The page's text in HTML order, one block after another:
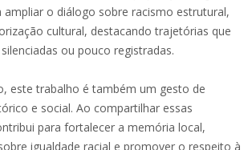
ampliar o diálogo sobre racismo estrutural,
cultural, destacando trajetórias que
ou pouco registradas.
este trabalho é também um gesto de
e social. Ao compartilhar essas
para fortalecer a memória local,
igualdade racial e promover o respeito à